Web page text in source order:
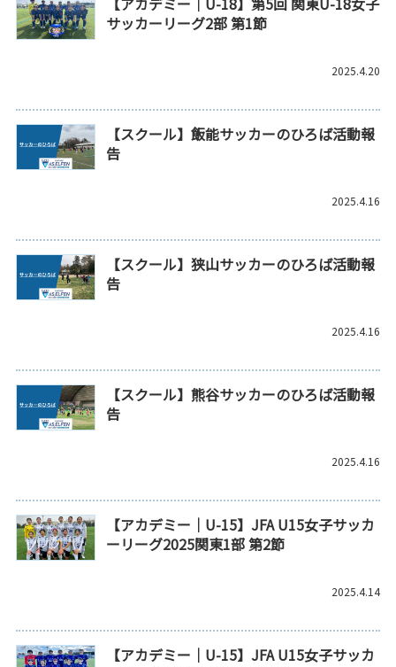
サッカーリーグ2部 第1節
2025.4.20
【スクール】飯能サッカーのひろば活動報
告
2025.4.16
【スクール】狭山サッカーのひろば活動報
告
2025.4.16
【スクール】熊谷サッカーのひろば活動報
告
2025.4.16
【アカデミー｜U-15】JFA U15女子サッカ
ーリーグ2025関東1部 第2節
2025.4.14
【アカデミー｜U-15】JFA U15女子サッカ